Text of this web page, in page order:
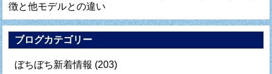
徴と他モデルとの違い
ブログカテゴリー
ぼちぼち新着情報 (203)